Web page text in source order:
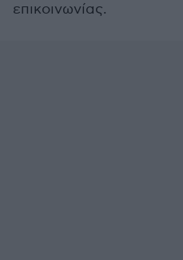
επικοινωνίας.